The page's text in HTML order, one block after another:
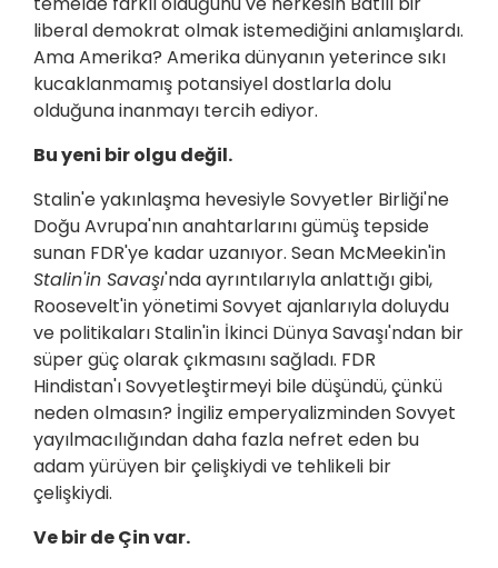
liberal demokrat olmak istemediğini anlamışlardı.
Ama Amerika? Amerika dünyanın yeterince sıkı
kucaklanmamış potansiyel dostlarla dolu
olduğuna inanmayı tercih ediyor.
Bu yeni bir olgu değil.
Stalin'e yakınlaşma hevesiyle Sovyetler Birliği'ne
Doğu Avrupa'nın anahtarlarını gümüş tepside
sunan FDR'ye kadar uzanıyor. Sean McMeekin'in
Stalin'in Savaşı'nda ayrıntılarıyla anlattığı gibi,
Roosevelt'in yönetimi Sovyet ajanlarıyla doluydu
ve politikaları Stalin'in İkinci Dünya Savaşı'ndan bir
süper güç olarak çıkmasını sağladı. FDR
Hindistan'ı Sovyetleştirmeyi bile düşündü, çünkü
neden olmasın? İngiliz emperyalizminden Sovyet
yayılmacılığından daha fazla nefret eden bu
adam yürüyen bir çelişkiydi ve tehlikeli bir
çelişkiydi.
Ve bir de Çin var.